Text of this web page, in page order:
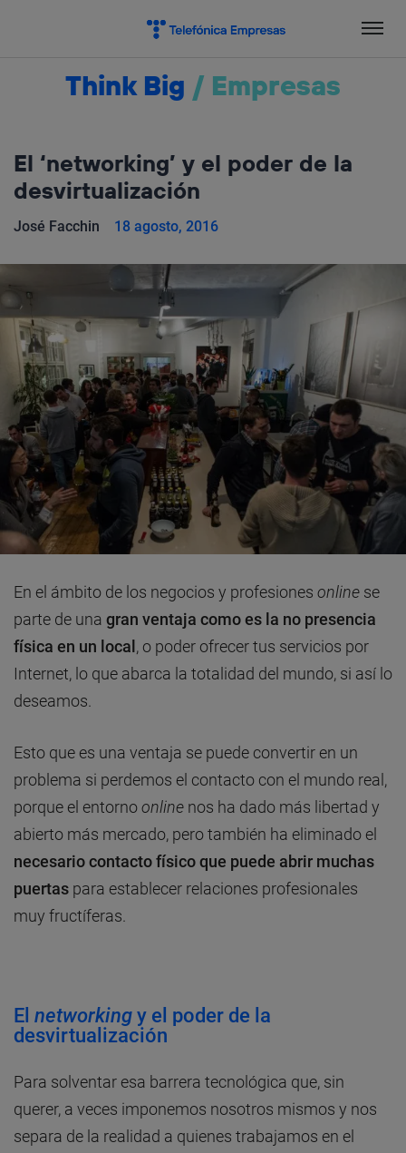
Think Big / Empresas
El ‘networking’ y el poder de la
desvirtualización
José Facchin 18 agosto, 2016
En el ámbito de los negocios y profesiones online se
parte de una gran ventaja como es la no presencia
física en un local , o poder ofrecer tus servicios por
Internet, lo que abarca la totalidad del mundo, si así lo
deseamos.
Esto que es una ventaja se puede convertir en un
problema si perdemos el contacto con el mundo real,
porque el entornoonline nos ha dado más libertad y
abierto más mercado, pero también ha eliminado el
necesario contacto físico que puede abrir muchas
puertas para establecer relaciones profesionales
muy fructíferas.
El networking y el poder de la
desvirtualización
Para solventar esa barrera tecnológica que, sin
querer, a veces imponemos nosotros mismos y nos
separa de la realidad a quienes trabajamos en el